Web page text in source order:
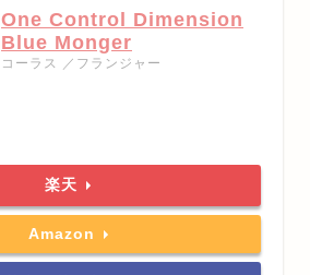
One Control Dimension
Blue Monger
コーラス ／フランジャー
楽天
Amazon